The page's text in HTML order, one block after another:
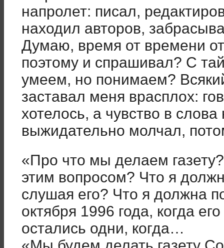
напролет: писал,
находил авторов,
Думаю, время от времени
поэтому и спрашивал? С
умеем, но понимаем?
заставал меня врасплох:
хотелось, а чувство в
выжидательно молчал,
«Про что мы делаем
этим вопросом? Что я
слушая его? Что я должна
октября 1996 года, когда
остались одни, когда…